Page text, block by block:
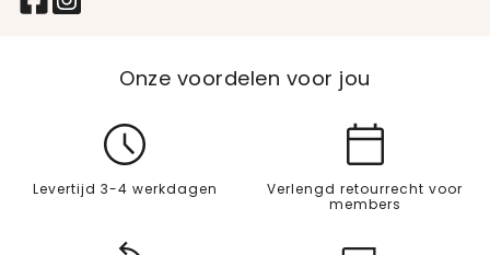
Onze voordelen voor jou
Levertijd 3-4 werkdagen
Verlengd retourrecht voor
members